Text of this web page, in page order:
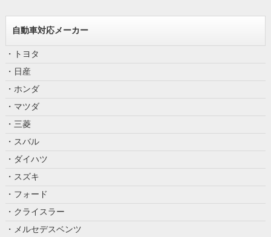
自動車対応メーカー
・トヨタ
・日産
・ホンダ
・マツダ
・三菱
・スバル
・ダイハツ
・スズキ
・フォード
・クライスラー
・メルセデスベンツ